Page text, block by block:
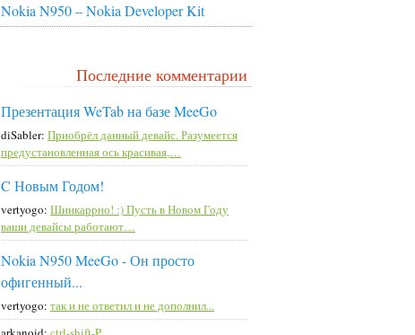
Nokia N950 – Nokia Developer Kit
Последние комментарии
Презентация WeTab на базе MeeGo
diSabler: Приобрёл данный девайс. Разумеется
предустановленная ось красивая,…
C Новым Годом!
vertyogo: Шиикаррно! :) Пусть в Новом Году
ваши девайсы работают…
Nokia N950 MeeGo - Он просто
офигенный...
vertyogo: так и не ответил и не дополнил...